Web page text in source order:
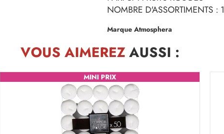
NOMBRE D'ASSORTIMENTS : 1
Marque Atmosphera
VOUS AIMEREZAUSSI :
MINI PRIX